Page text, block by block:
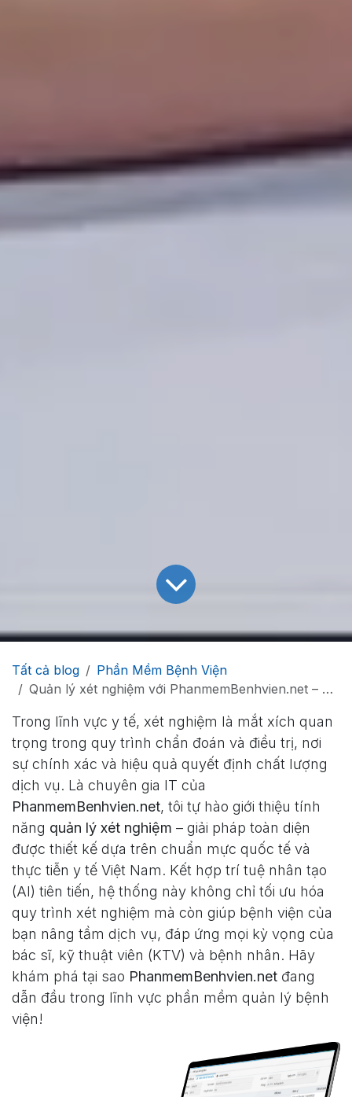
Tất cả blog
Phần Mềm Bệnh Viện
Quản lý xét nghiệm với PhanmemBenhvien.net – Đột phá công nghệ cho mọi bệnh viện hiện đại
Trong lĩnh vực y tế, xét nghiệm là mắt xích quan
trọng trong quy trình chẩn đoán và điều trị, nơi
sự chính xác và hiệu quả quyết định chất lượng
dịch vụ. Là chuyên gia IT của
PhanmemBenhvien.net, tôi tự hào giới thiệu tính
năng quản lý xét nghiệm – giải pháp toàn diện
được thiết kế dựa trên chuẩn mực quốc tế và
thực tiễn y tế Việt Nam. Kết hợp trí tuệ nhân tạo
(AI) tiên tiến, hệ thống này không chỉ tối ưu hóa
quy trình xét nghiệm mà còn giúp bệnh viện của
bạn nâng tầm dịch vụ, đáp ứng mọi kỳ vọng của
bác sĩ, kỹ thuật viên (KTV) và bệnh nhân. Hãy
khám phá tại sao PhanmemBenhvien.net đang
dẫn đầu trong lĩnh vực phần mềm quản lý bệnh
viện!